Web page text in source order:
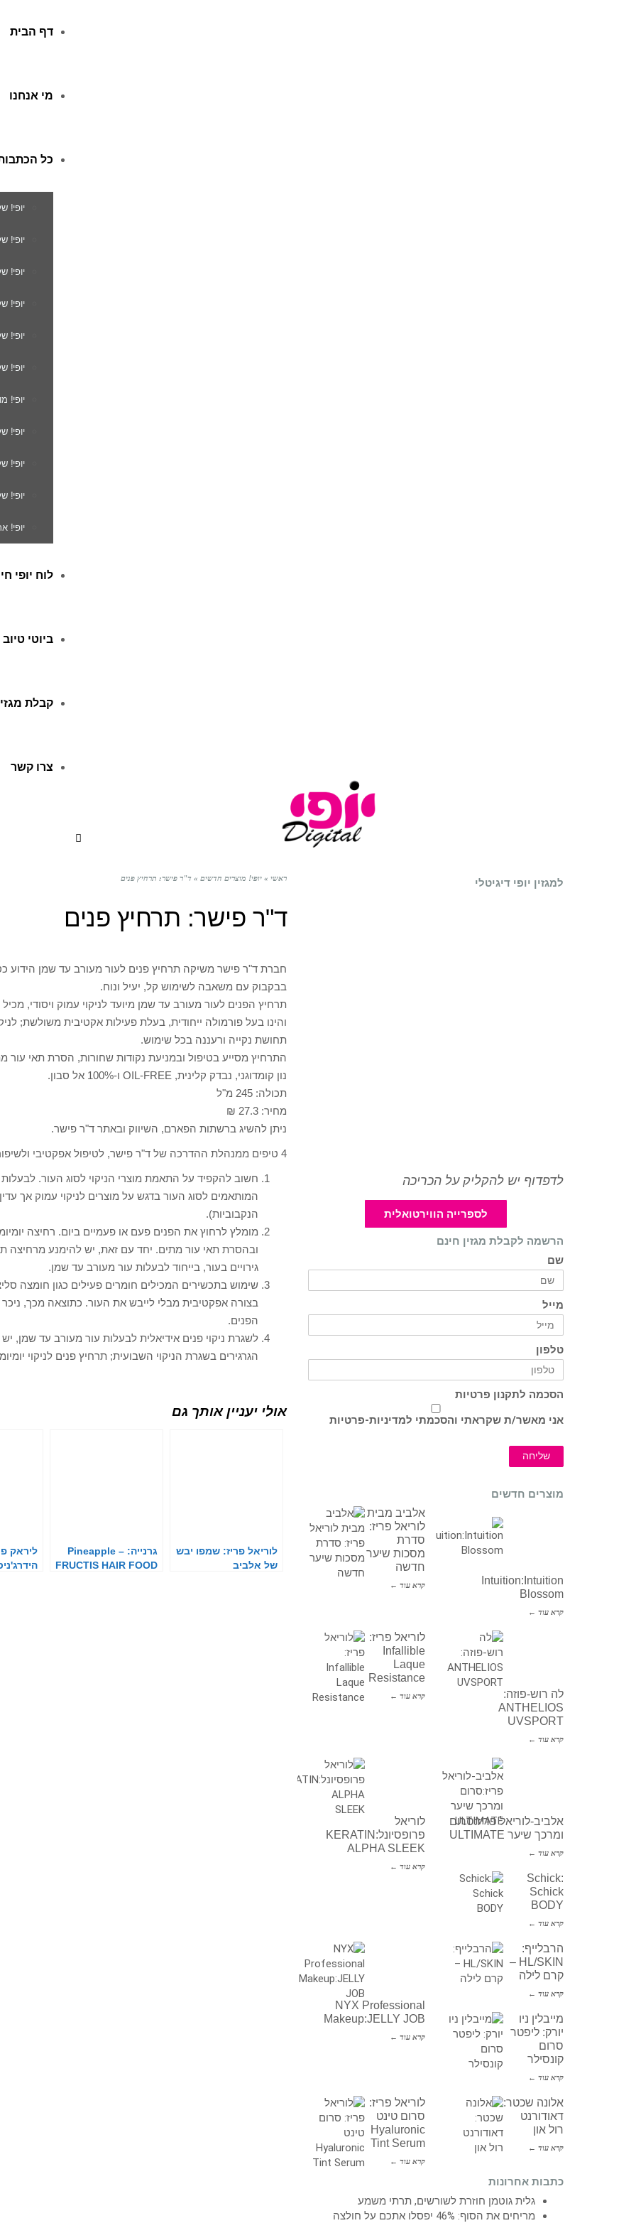
דף הבית
מי אנחנו
כל
יופי!
יופי!
יופי!
יופי!
יופי!
יופי!
יופי!
יופי!
יופי!
יופי!
יופי!
לוח יופי
ביוטי טיוב
קבלת
צרו קשר
ראשי » יופי! מוצרים חדשים » ד"ר פישר: תרחיץ פנים
ד"ר פישר: תרחיץ פנים
חברת ד"ר פישר משיקה תרחיץ פנים לעור מעורב עד שמן הידוע
בבקבוק עם משאבה לשימוש קל, יעיל ונוח.
והינו בעל פורמולה ייחודית, בעלת פעילות אקטיבית משולשת;
תחושת נקייה ורעננה בכל שימוש.
התרחיץ מסייע בטיפול ובמניעת נקודות שחורות, הסרת תאי עור
נון קומדוגני, נבדק קלינית, OIL-FREE ו-100% אל סבון.
תכולה: 245 מ"ל
מחיר: 27.3 ₪
ניתן להשיג ברשתות הפארם, השיווק ובאתר ד"ר פישר.
4 טיפים ממנהלת ההדרכה של ד"ר פישר, לטיפול אפקטיבי ולשיפור מראה העור לבעלות עור מעורב עד שמן:
חשוב להקפיד על התאמת מוצרי הניקוי לסוג העור.
המותאמים לסוג העור בדגש על מוצרים לניקוי עמוק אך
הנקבוביות).
מומלץ לרחוץ את הפנים פעם או פעמיים ביום. רחיצה
ובהסרת תאי עור מתים. יחד עם זאת, יש להימנע מרחיצה
גירויים בעור, בייחוד לבעלות עור מעורב עד שמן.
בצורה אפקטיבית מבלי לייבש את העור. כתוצאה מכך,
הפנים.
לשגרת ניקוי פנים אידיאלית לבעלות עור מעורב עד שמן,
הגרגירים בשגרת הניקוי השבועית; תרחיץ פנים לניקוי
אולי יעניין אותך גם
לוריאל פריז: שמפו יבש
של אלביב
גרנייה: Pineapple –
FRUCTIS HAIR FOOD
ליראק
למגזין יופי דיגיטלי
לדפדוף יש להקליק על הכריכה
לספרייה הווירטואלית
הרשמה לקבלת מגזין חינם
שם
מייל
טלפון
הסכמה לתקנון פרטיות
אני מאשר/ת שקראתי והסכמתי למדיניות-פרטיות
שליחה
מוצרים חדשים
אלביב מבית
לוריאל פריז:
סדרת
מסכות שיער
חדשה
קרא עוד ←
Intuition:Intuition
Blossom
קרא עוד ←
לוריאל פריז:
Infallible
Laque
Resistance
קרא עוד ←
לה רוש-פוזה:
ANTHELIOS
UVSPORT
קרא עוד ←
לוריאל
פרופסיונל:KERATIN
ALPHA SLEEK
קרא עוד ←
אלביב-לוריאל פריז:סרום
ומרכך שיער ULTIMATE
קרא עוד ←
Schick:
Schick
BODY
קרא עוד ←
NYX Professional
Makeup:JELLY JOB
קרא עוד ←
הרבלייף:
HL/SKIN –
קרם לילה
קרא עוד ←
מייבלין ניו
יורק: ליפטר
סרום
קונסילר
קרא עוד ←
לוריאל פריז:
סרום טינט
Hyaluronic
Tint Serum
קרא עוד ←
אלונה שכטר:
דאודורנט
רול און
קרא עוד ←
כתבות אחרונות
גלית גוטמן חוזרת לשורשים, תרתי משמע
מריחים את הסוף: 46% יפסלו אתכם על חולצה